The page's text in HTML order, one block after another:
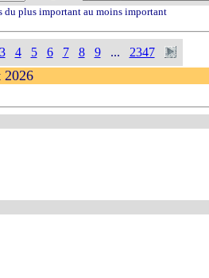
du plus important au moins important
3 4 5 6 7 8 9 ... 2347
2026